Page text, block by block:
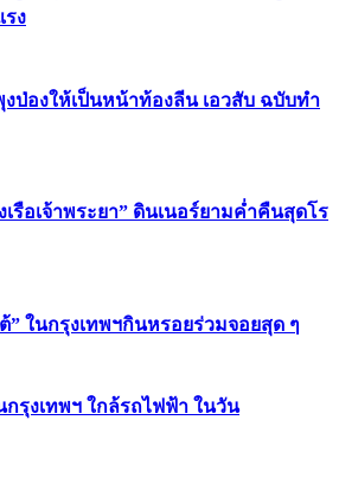
ง
ป่องให้เป็นหน้าท้องลีน เอวสับ ฉบับทำ
รือเจ้าพระยา” ดินเนอร์ยามค่ำคืนสุดโร
” ในกรุงเทพฯกินหรอยร่วมจอยสุด ๆ
กรุงเทพฯ ใกล้รถไฟฟ้า ในวัน